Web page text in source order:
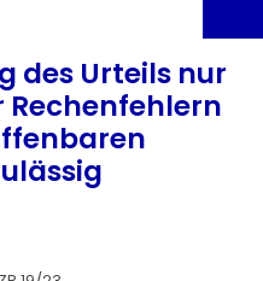
des Urteils nur
Rechenfehlern